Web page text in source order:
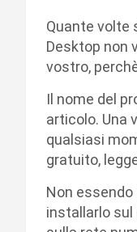
Quante volte
Desktop non
vostro,
Il nome del
articolo. Una
qualsiasi
gratuito,
Non
installarlo